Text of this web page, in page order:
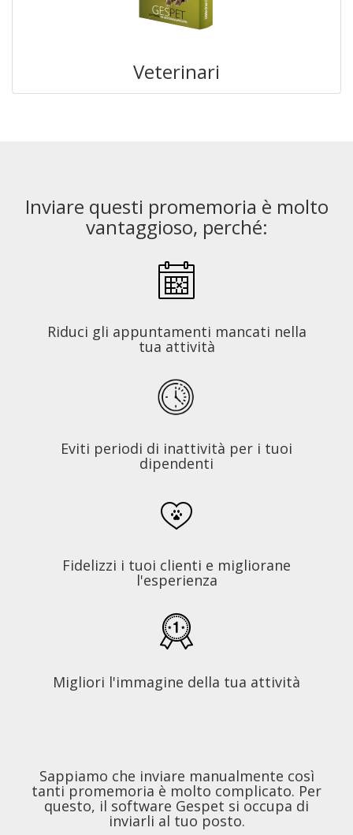
Veterinari
Inviare questi promemoria è molto
vantaggioso, perché:
Riduci gli appuntamenti mancati nella
tua attività
Eviti periodi di inattività per i tuoi
dipendenti
Fidelizzi i tuoi clienti e migliorane
l'esperienza
Migliori l'immagine della tua attività
Sappiamo che inviare manualmente così
tanti promemoria è molto complicato. Per
questo, il software Gespet si occupa di
inviarli al tuo posto.